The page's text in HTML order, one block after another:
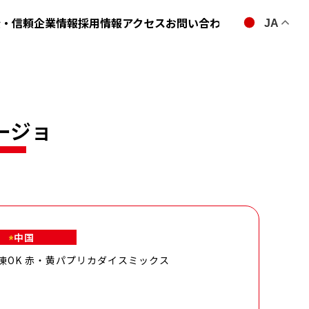
信頼企業情報採用情報アクセスお問い合わせ
ジョ
中国
OK 赤・黄パプリカダイスミックス
JA